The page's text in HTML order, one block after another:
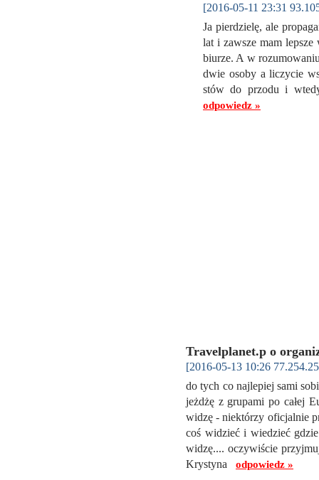
[2016-05-11 23:31
Ja pierdzielę, ale
lat i zawsze mam
biurze. A w
dwie osoby a liczycie
stów do przodu i
odpowiedz »
Travelplanet.p o
[2016-05-13 10:26
do tych co najlepiej sami
jeżdżę z grupami po całej
widzę - niektórzy oficjalnie
coś widzieć i wiedzieć
widzę.... oczywiście
Krystyna odpowiedz »